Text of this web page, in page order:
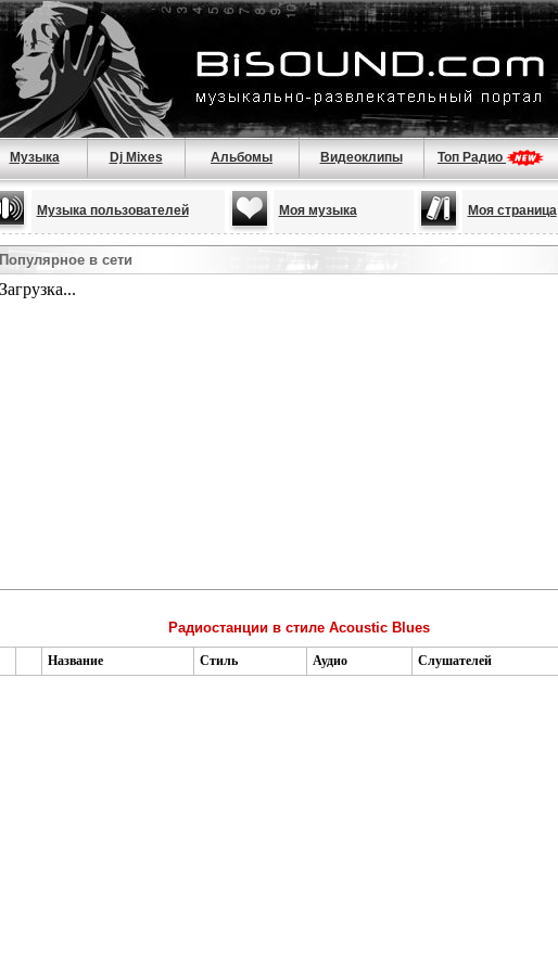
Музыка Dj Mixes Альбомы Видеоклипы Топ Радио
Музыка пользователей Моя музыка Моя страница
Популярное в сети
Радиостанции в стиле Acoustic Blues
Название Стиль Аудио Слушателей